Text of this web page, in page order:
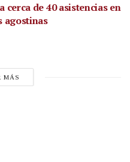
de 40 asistencias en
agostinas
MÁS